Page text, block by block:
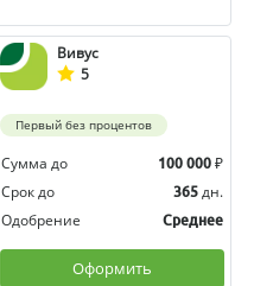
Вивус
5
Первый без процентов
Сумма до 100 000 ₽
Срок до
365 дн.
Одобрение
Среднее
Оформить